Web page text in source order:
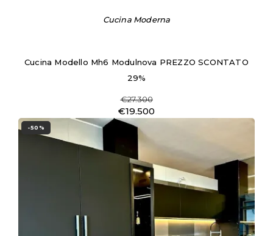
Cucina Moderna
Cucina Modello Mh6 Modulnova PREZZO SCONTATO
29%
€27.300
€19.500
-50%